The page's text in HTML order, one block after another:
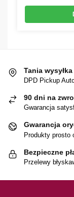
Tania wysyłka
DPD Pickup
90 dni na
Gwarancja
Gwarancja
Produkty prosto
Bezpieczne
Przelewy